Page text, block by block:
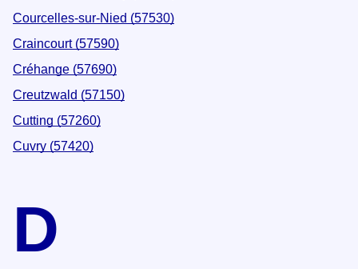
Courcelles-sur-Nied (57530)
Craincourt (57590)
Créhange (57690)
Creutzwald (57150)
Cutting (57260)
Cuvry (57420)
D